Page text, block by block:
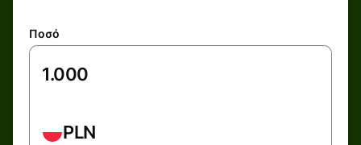
Ποσό
PLN